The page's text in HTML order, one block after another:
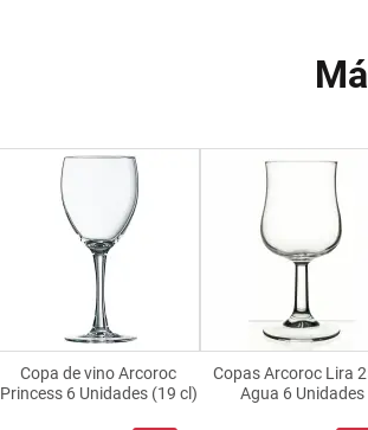
Copa de vino Arcoroc
Princess 6 Unidades (19 cl)
Copas Arcoroc Lira
Agua 6 Unidades